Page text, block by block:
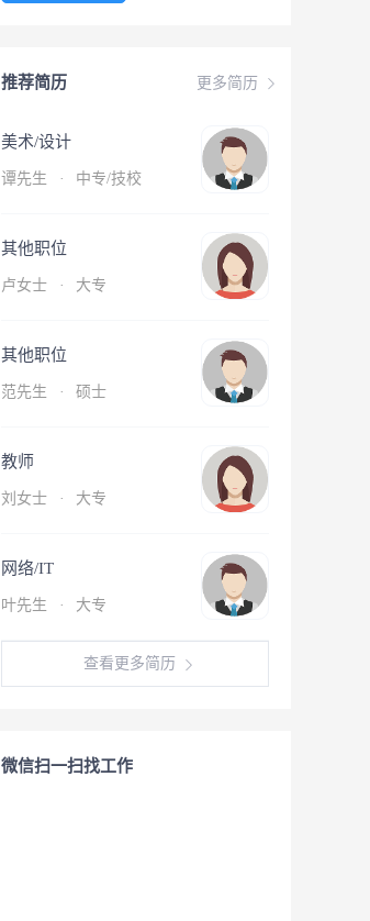
更多简历
推荐简历
美术/设计
谭先生 · 中专/技校
其他职位
卢女士 · 大专
其他职位
范先生 · 硕士
教师
刘女士 · 大专
网络/IT
叶先生 · 大专
查看更多简历
微信扫一扫找工作